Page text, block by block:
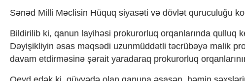
Zəfər - 5
Media və QHT
Hadisə
Sağlamlıq
Sənəd Milli Məclisin Hüquq siyasəti və dövlət quruculuğu
Bildirilib ki, qanun layihəsi prokurorluq orqanlarında qulluq
Dəyişikliyin əsas məqsədi uzunmüddətli təcrübəyə malik
davam etdirməsinə şərait yaradaraq prokurorluq